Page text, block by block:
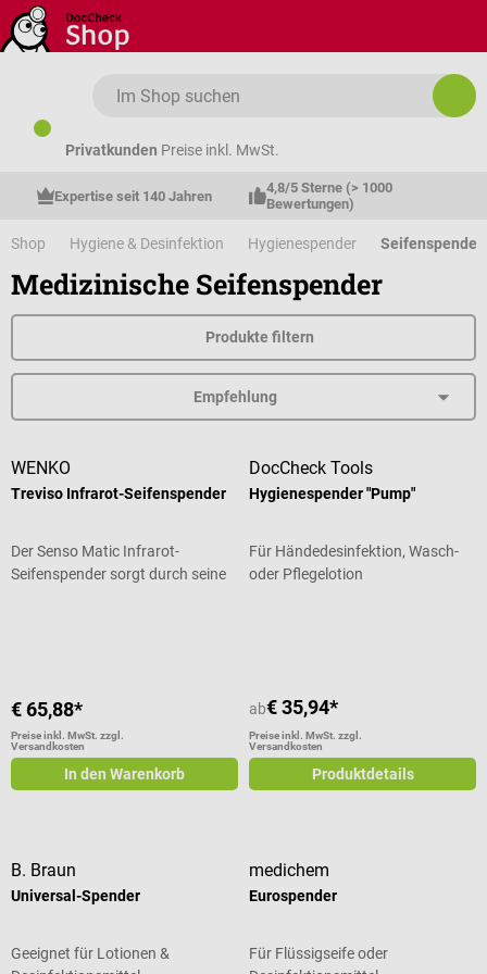
Zum Hauptinhalt springen
Privatkunden Preise inkl. MwSt.
Expertise seit 140 Jahren
4,8/5 Sterne (> 1000
Bewertungen)
Shop Hygiene & Desinfektion Hygienespender Seifenspender
Medizinische Seifenspender
Produkte filtern
WENKO
Treviso Infrarot-Seifenspender
Der Senso Matic Infrarot-
Seifenspender sorgt durch seine
und gibt automatisch eine
vordosierte Menge Flüssigseife
ab – ganz ohne direkten Kontakt.
Dadurch wird die Übertragung
Badezimmer, WC oder Dusche
geeignet macht. Die Dosiermenge
sodass der großzügige 650 ml
€ 65,88*
Preise inkl. MwSt. zzgl.
Versandkosten
In den Warenkorb
DocCheck Tools
Hygienespender "Pump"
Für Händedesinfektion, Wasch-
oder Pflegelotion
ab€ 35,94*
Preise inkl. MwSt. zzgl.
Versandkosten
Produktdetails
B. Braun
Universal-Spender
Geeignet für Lotionen &
medichem
Eurospender
Für Flüssigseife oder